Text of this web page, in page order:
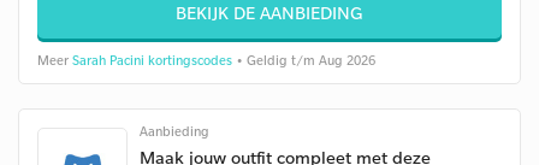
BEKIJK DE AANBIEDING
Meer Sarah Pacini kortingscodes • Geldig t/m Aug 2026
Aanbieding
Maak jouw outfit compleet met deze